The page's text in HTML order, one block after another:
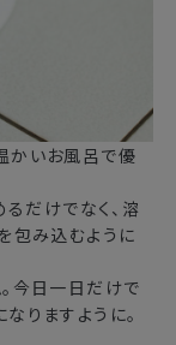
かいお風呂で優
るだけでなく、溶
包み込むように
今日一日だけで
りますように。